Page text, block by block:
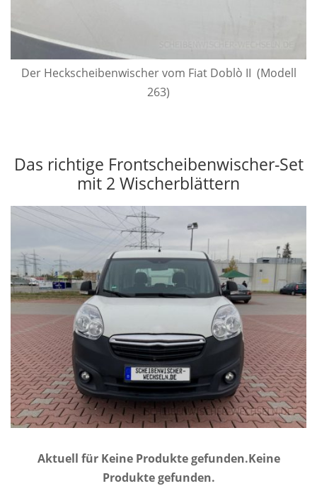
Der Heck­scheiben­wischer vom Fiat Doblò II (Modell
263)
Das richtige Frontscheibenwischer-Set
mit 2 Wischerblättern
Aktuell für Keine Produkte gefunden.Keine
Produkte gefunden.